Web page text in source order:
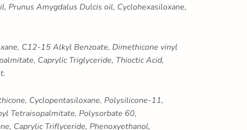
Prunus Amygdalus Dulcis oil, Cyclohexasiloxane,
C12-15 Alkyl Benzoate, Dimethicone vinyl
Caprylic Triglyceride, Thioctic Acid,
Cyclopentasiloxane, Polysilicone-11,
Tetraisopalmitate, Polysorbate 60,
Caprylic Triflyceride, Phenoxyethanol,